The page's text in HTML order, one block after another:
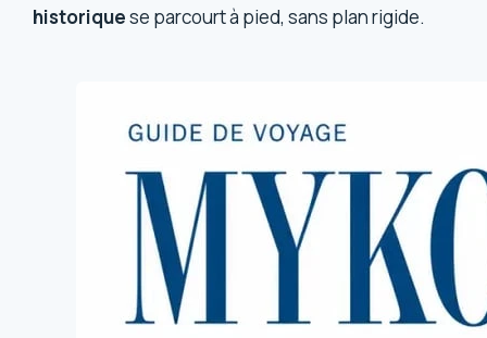
historiquese parcourt à pied, sans plan rigide.